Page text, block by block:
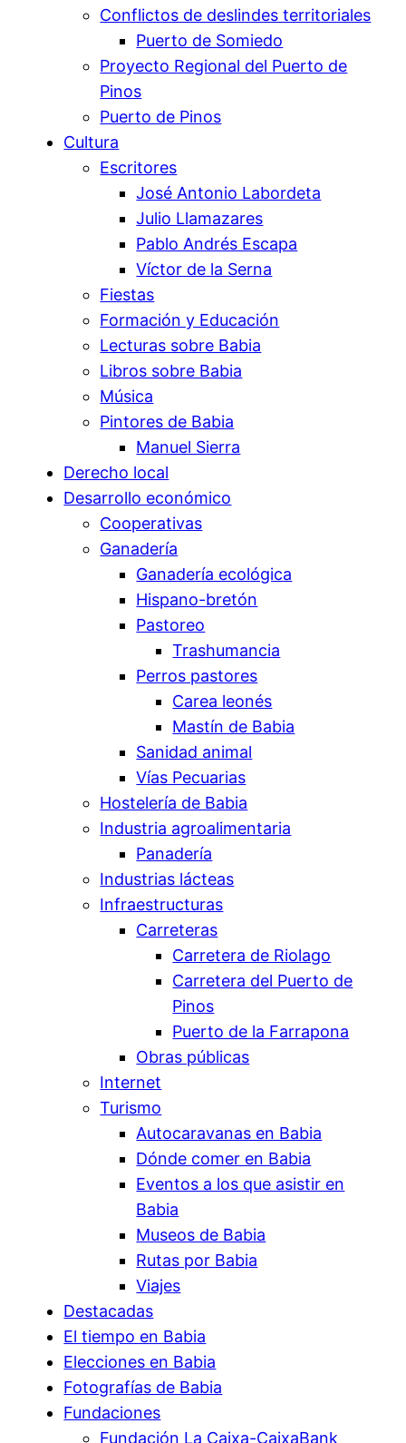
Conflictos de deslindes territoriales
Puerto de Somiedo
Proyecto Regional del Puerto de
Pinos
Puerto de Pinos
Cultura
Escritores
José Antonio Labordeta
Julio Llamazares
Pablo Andrés Escapa
Víctor de la Serna
Fiestas
Formación y Educación
Lecturas sobre Babia
Libros sobre Babia
Música
Pintores de Babia
Manuel Sierra
Derecho local
Desarrollo económico
Cooperativas
Ganadería
Ganadería ecológica
Hispano-bretón
Pastoreo
Trashumancia
Perros pastores
Carea leonés
Mastín de Babia
Sanidad animal
Vías Pecuarias
Hostelería de Babia
Industria agroalimentaria
Panadería
Industrias lácteas
Infraestructuras
Carreteras
Carretera de Riolago
Carretera del Puerto de
Pinos
Puerto de la Farrapona
Obras públicas
Internet
Turismo
Autocaravanas en Babia
Dónde comer en Babia
Eventos a los que asistir en
Babia
Museos de Babia
Rutas por Babia
Viajes
Destacadas
El tiempo en Babia
Elecciones en Babia
Fotografías de Babia
Fundaciones
Fundación La Caixa-CaixaBank